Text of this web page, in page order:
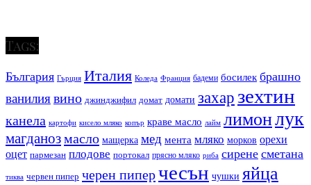
Tags:
България Гърция Италия Коледа Франция бадеми босилек брашно
ванилиявино джинджифил домат домати захар зехтин
канела картофи кисело мляко копър краве масло лайм лимонлук
магданозмасло мащерка мед мента мляко морков орехи
оцет пармезан плодове портокал прясно мляко риба сирене сметана
тиква червен пипер черен пиперчесън чушки яйца